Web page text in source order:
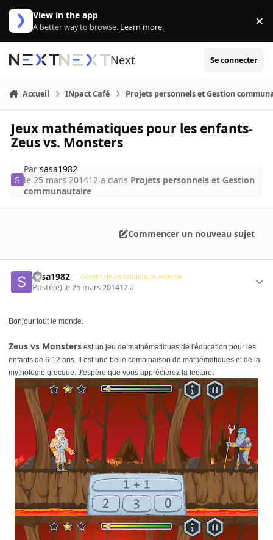
Aller au contenu
View in the app
A better way to browse. Learn more. ×
Next Se connecter
Accueil INpact Café Projets personnels et Gestion
Jeux mathématiques pour les enfants-
Zeus vs. Monsters
Parsasa1982
le 25 mars 201412 a dans Projets personnels et Gestion
communautaire
Commencer un nouveau sujet
sasa1982 Gérant de communauté externe
Posté(e) le 25 mars 201412 a
Bonjour tout le monde.
Zeus vs Monsters est un jeu de mathématiques de l'éducation pour les
enfants de 6-12 ans. Il est une belle combinaison de mathématiques et de la
mythologie grecque. J'espère que vous apprécierez la lecture.